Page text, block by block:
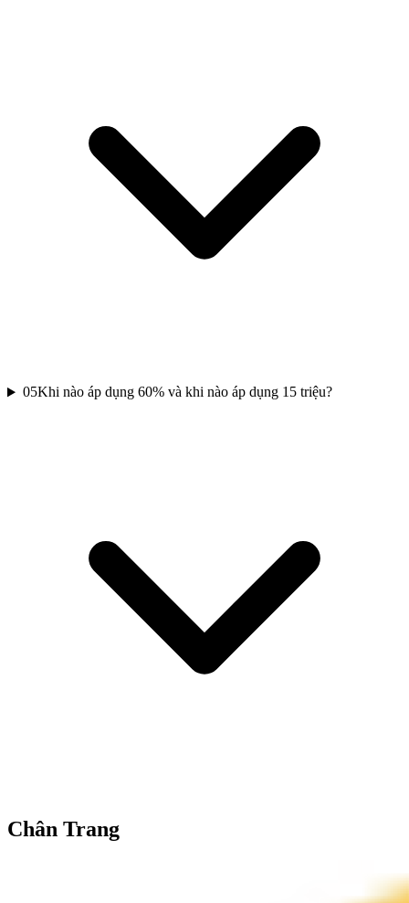
05Khi nào áp dụng 60% và khi nào áp dụng 15 triệu?
Chân Trang